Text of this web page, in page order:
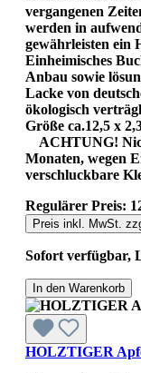
vergangenen
werden in
gewährleisten ein
Einheimisches
Anbau sowie
Lacke von
ökologisch
Größe ca.12,5 x
ACHTUNG!
Monaten, wegen
verschluckbare
Regulärer Preis:
Preis inkl. MwSt.
Sofort verfügbar,
In den Warenkorb
HOLZTIGER